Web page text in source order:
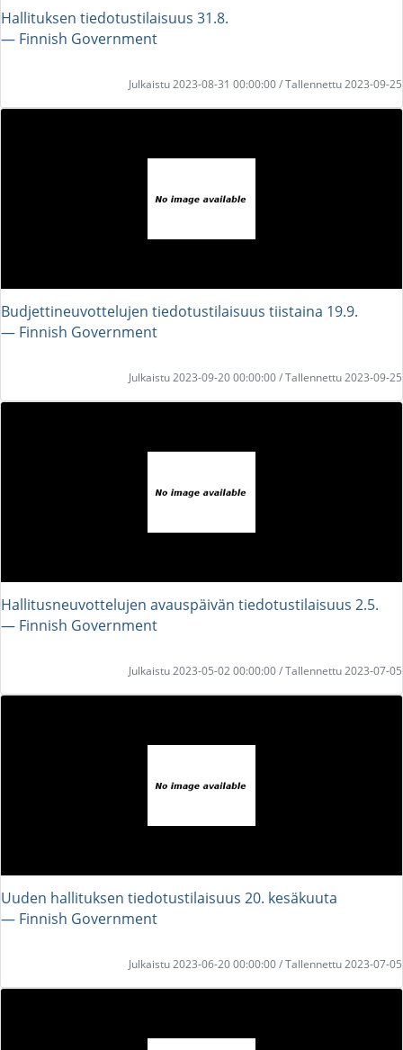
Hallituksen tiedotustilaisuus 31.8.
― Finnish Government
Julkaistu 2023-08-31 00:00:00 / Tallennettu 2023-09-25
Budjettineuvottelujen tiedotustilaisuus tiistaina 19.9.
― Finnish Government
Julkaistu 2023-09-20 00:00:00 / Tallennettu 2023-09-25
Hallitusneuvottelujen avauspäivän tiedotustilaisuus 2.5.
― Finnish Government
Julkaistu 2023-05-02 00:00:00 / Tallennettu 2023-07-05
Uuden hallituksen tiedotustilaisuus 20. kesäkuuta
― Finnish Government
Julkaistu 2023-06-20 00:00:00 / Tallennettu 2023-07-05